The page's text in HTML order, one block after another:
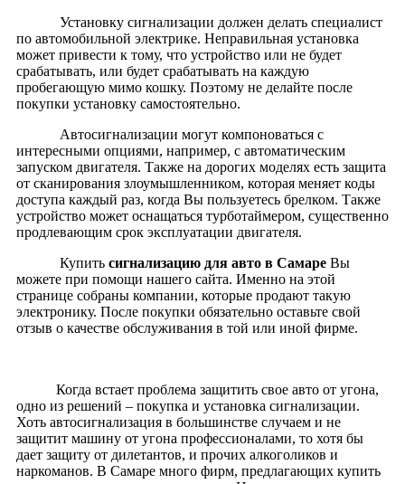
Установку сигнализации должен делать специалист
по автомобильной электрике. Неправильная установка
может привести к тому, что устройство или не будет
срабатывать, или будет срабатывать на каждую
пробегающую мимо кошку. Поэтому не делайте после
покупки установку самостоятельно.
Автосигнализации могут компоноваться с
интересными опциями, например, с автоматическим
запуском двигателя. Также на дорогих моделях есть защита
от сканирования злоумышленником, которая меняет коды
доступа каждый раз, когда Вы пользуетесь брелком. Также
устройство может оснащаться турботаймером, существенно
продлевающим срок эксплуатации двигателя.
Купить сигнализацию для авто в Самаре Вы
можете при помощи нашего сайта. Именно на этой
странице собраны компании, которые продают такую
электронику. После покупки обязательно оставьте свой
отзыв о качестве обслуживания в той или иной фирме.
Когда встает проблема защитить свое авто от угона,
одно из решений – покупка и установка сигнализации.
Хоть автосигнализация в большинстве случаем и не
защитит машину от угона профессионалами, то хотя бы
дает защиту от дилетантов, и прочих алкоголиков и
наркоманов. В Самаре много фирм, предлагающих купить